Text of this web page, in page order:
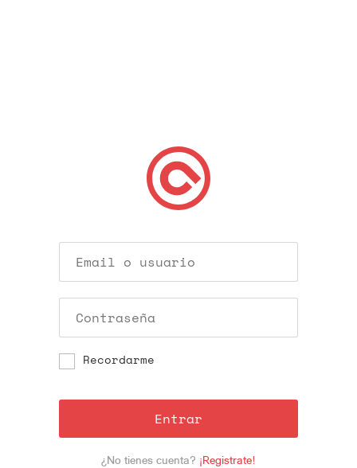
Recordarme
Entrar
¿No tienes cuenta? ¡Registrate!